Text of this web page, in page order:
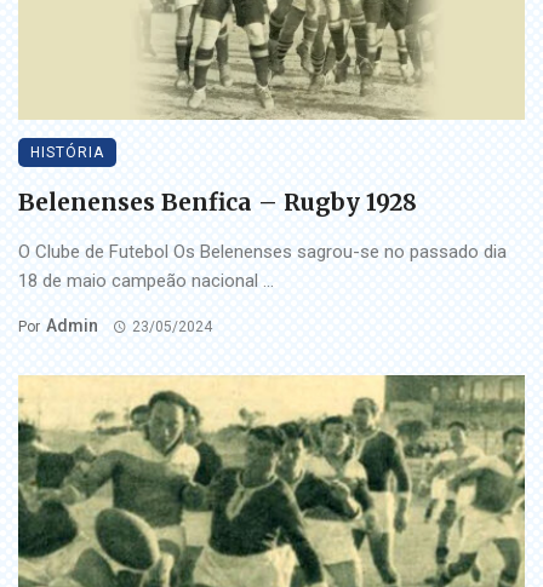
HISTÓRIA
Belenenses Benfica – Rugby 1928
O Clube de Futebol Os Belenenses sagrou-se no passado dia
18 de maio campeão nacional ...
Por Admin 23/05/2024